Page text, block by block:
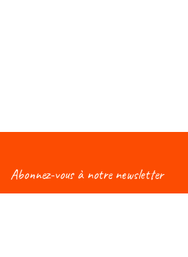
Abonnez-vous à notre newsletter